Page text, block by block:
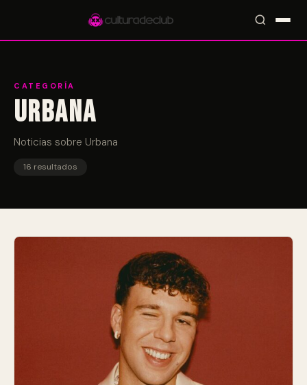
Accesos rápidos:
CATEGORÍA
Urbana
Noticias sobre Urbana
16 resultados